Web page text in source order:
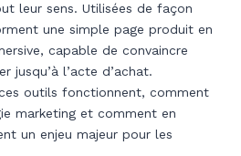
leur sens. Utilisées de façon
une simple page produit en
capable de convaincre
jusqu’à l’acte d’achat.
outils fonctionnent, comment
marketing et comment en
un enjeu majeur pour les